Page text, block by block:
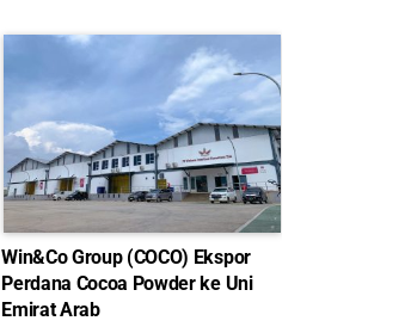
Win&Co Group (COCO) Ekspor
Perdana Cocoa Powder ke Uni
Emirat Arab